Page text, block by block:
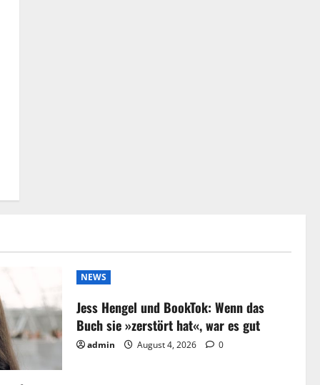
NEWS
Jess Hengel und BookTok: Wenn das
Buch sie »zerstört hat«, war es gut
admin August 4, 2026 0